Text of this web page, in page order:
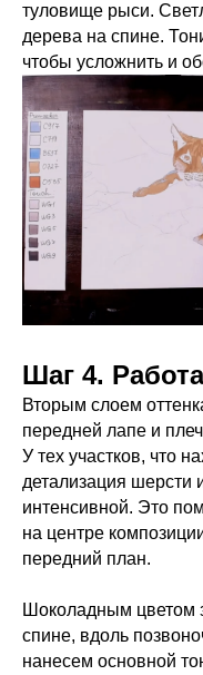
туловище рыси.
дерева на спине.
чтобы усложнить и
Шаг 4.
Вторым слоем
передней лапе и
У тех участков, что
детализация шерсти
интенсивной. Это
на центре
передний план.
Шоколадным цветом
спине, вдоль
нанесем основной